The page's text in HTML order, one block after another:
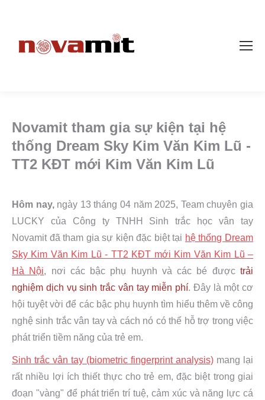
Novamit tham gia sự kiện tại hệ
thống Dream Sky Kim Văn Kim Lũ -
TT2 KĐT mới Kim Văn Kim Lũ
Hôm nay,ngày 13 tháng 04 năm 2025, Team chuyên gia
LUCKY của Công ty TNHH Sinh trắc học vân tay
Novamit đã tham gia sự kiện đặc biệt tại hệ thống Dream
Sky Kim Văn Kim Lũ - TT2 KĐT mới Kim Văn Kim Lũ –
Hà Nội, nơi các bậc phụ huynh và các bé đượctrải
nghiệm dịch vụ sinh trắc vân tay miễn phí. Đây là một cơ
hội tuyệt vời để các bậc phụ huynh tìm hiểu thêm về công
nghệ sinh trắc vân tay và cách nó có thể hỗ trợ trong việc
phát triển tiềm năng của trẻ em.
Sinh trắc vân tay (biometric fingerprint analysis) mang lại
rất nhiều lợi ích thiết thực cho trẻ em, đặc biệt trong giai
đoạn "vàng" để phát triển trí tuệ, cảm xúc và năng lực cá